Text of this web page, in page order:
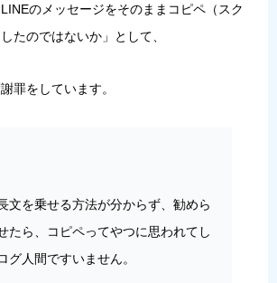
のメッセージをそのままコピペ（スク
たのではないか」として、
罪をしています。
文を乗せる方法が分からず、勧めら
たら、コピペってやつに思われてし
グ人間ですいません。